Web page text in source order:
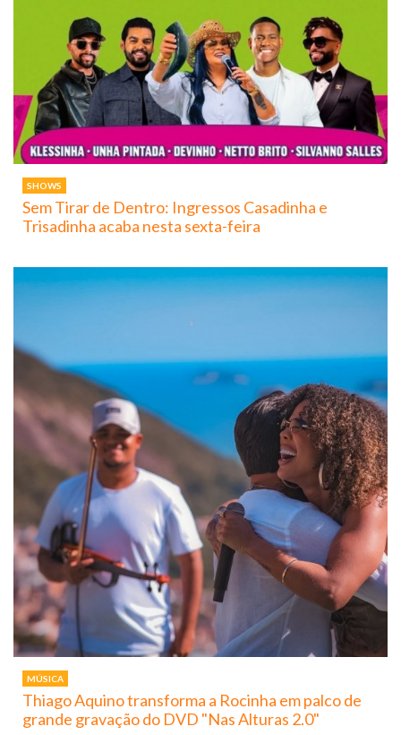
SHOWS
Sem Tirar de Dentro: Ingressos Casadinha e
Trisadinha acaba nesta sexta-feira
MÚSICA
Thiago Aquino transforma a Rocinha em palco de
grande gravação do DVD "Nas Alturas 2.0"